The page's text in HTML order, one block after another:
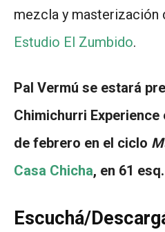
mezcla y masterización
Estudio El Zumbido.
Pal Vermú se estará
Chimichurri
de febrero en el ciclo
Casa Chicha, en 61
Escuchá/